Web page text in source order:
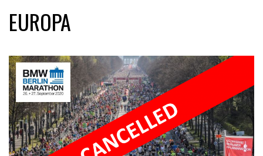
EUROPA